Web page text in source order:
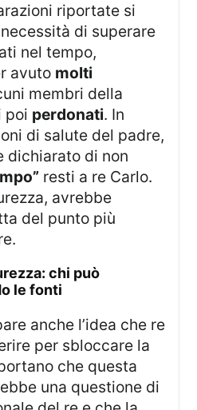
di superare
nel tempo,
avuto molti
membri della
poi perdonati. In
di salute del padre,
dichiarato di non
resti a re Carlo.
avrebbe
del punto più
le fonti
per sbloccare la
che questa
una questione di